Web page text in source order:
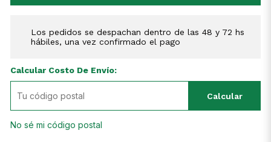
Los pedidos se despachan dentro de las 48 y 72 hs
hábiles, una vez confirmado el pago
Calcular Costo De Envío:
Calcular
No sé mi código postal